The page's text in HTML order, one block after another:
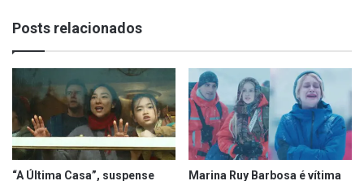
Posts relacionados
“A Última Casa”, suspense
Marina Ruy Barbosa é vítima